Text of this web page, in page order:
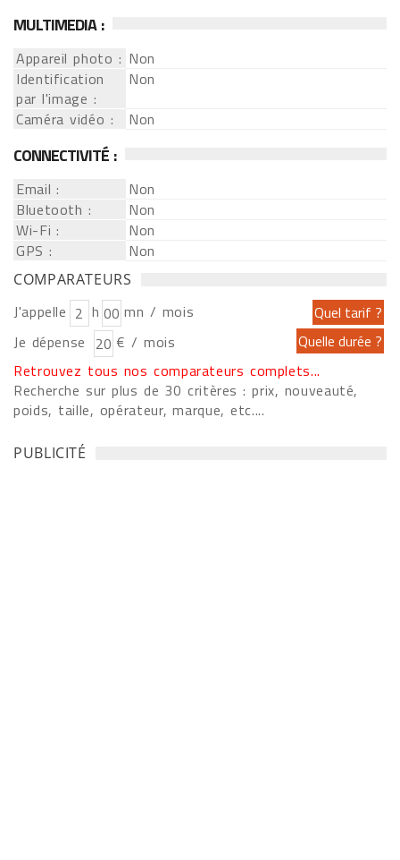
MULTIMEDIA :
Appareil photo : Non
Identification
par l'image :
Non
Caméra vidéo :
Non
CONNECTIVITÉ :
Email :
Non
Bluetooth :
Non
Wi-Fi :
Non
GPS :
Non
COMPARATEURS
J'appelle h
mn / mois
Je dépense
€ / mois
Retrouvez tous nos comparateurs complets...
Recherche sur plus de 30 critères : prix, nouveauté,
poids, taille, opérateur, marque, etc....
PUBLICITÉ